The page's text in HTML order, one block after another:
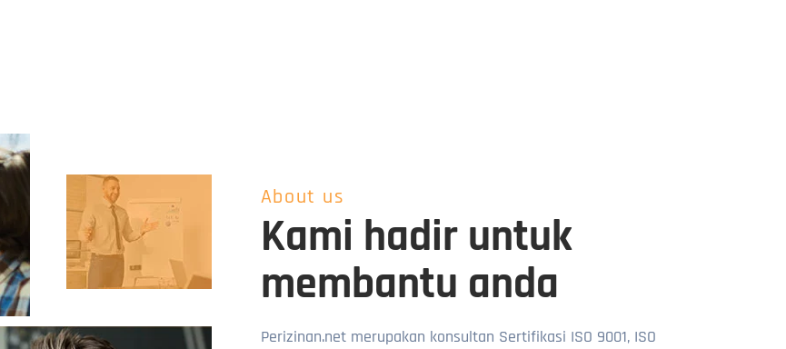
About us
Kami hadir untuk
membantu anda
Perizinan.net merupakan konsultan Sertifikasi ISO 9001, ISO